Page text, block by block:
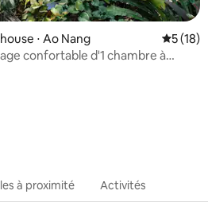
sur la base de 34 commentaires
⋅ Ao Nang
5 (18)
confortable d'1 chambre à
à proximité Activités